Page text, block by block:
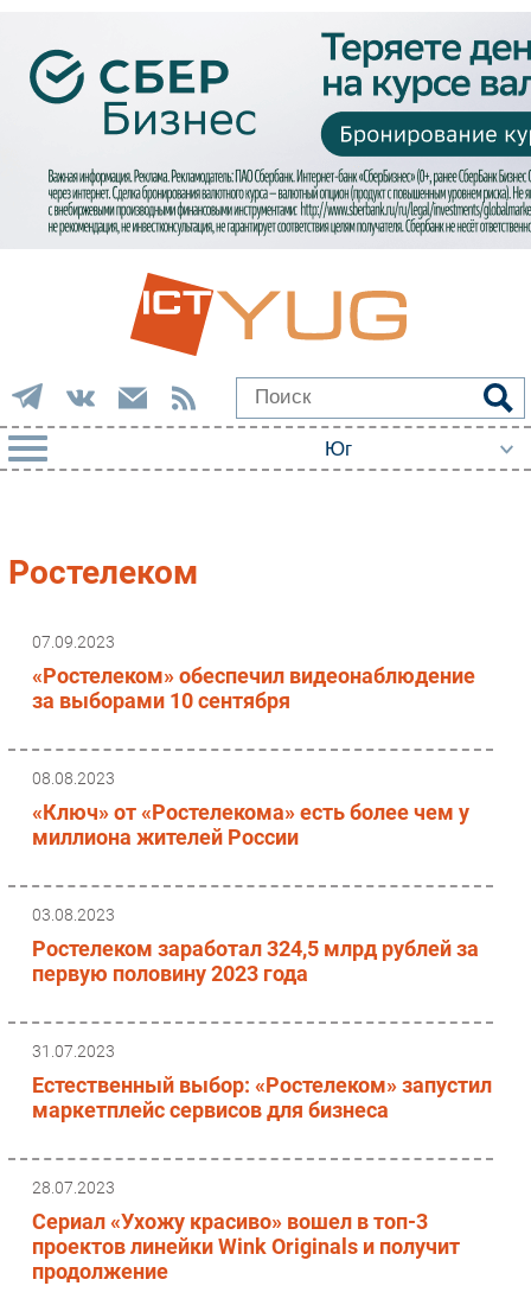
Импорто­замещение
Фиксированная связь
Торговые сети
Кадры
Финансы
Web
Безопасность
Инновации
CIO/Управление ИТ
Гаджеты
Здоровье
РАЗДЕЛЫ
Ростелеком
07.09.2023
«Ростелеком» обеспечил видеонаблюдение
за выборами 10 сентября
08.08.2023
«Ключ» от «Ростелекома» есть более чем у
миллиона жителей России
03.08.2023
Ростелеком заработал 324,5 млрд рублей за
первую половину 2023 года
31.07.2023
Естественный выбор: «Ростелеком» запустил
маркетплейс сервисов для бизнеса
28.07.2023
Сериал «Ухожу красиво» вошел в топ-3
проектов линейки Wink Originals и получит
продолжение